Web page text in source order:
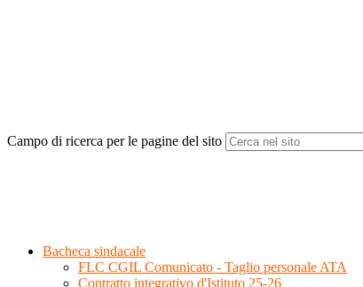
Campo di ricerca per le pagine del sito
Bacheca sindacale
FLC CGIL Comunicato - Taglio personale ATA
Contratto integrativo d'Istituto 25-26